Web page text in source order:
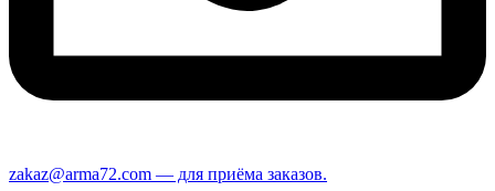
zakaz@arma72.com — для приёма заказов.